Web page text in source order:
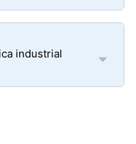
industrial